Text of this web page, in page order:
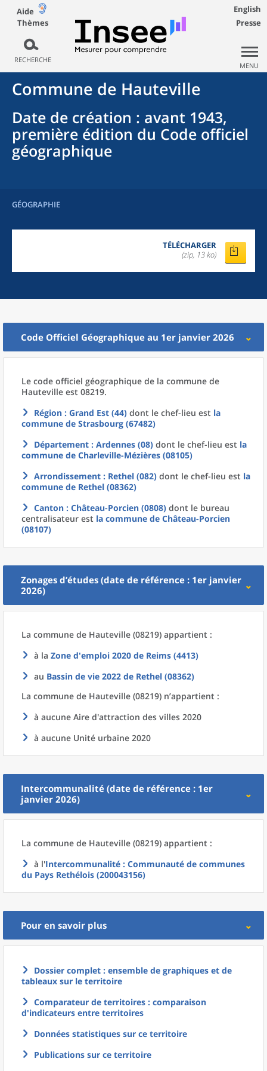
Aide
Thèmes
RECHERCHE
English
Presse
MENU
Commune de Hauteville
Date de création : avant 1943,
première édition du Code officiel
géographique
GÉOGRAPHIE
TÉLÉCHARGER
(zip, 13 ko)
Code Officiel Géographique au 1er janvier 2026
Le code officiel géographique de la commune de
Hauteville est 08219.
Région : Grand Est (44) dont le chef-lieu est la
commune de Strasbourg (67482)
Département : Ardennes (08) dont le chef-lieu est la
commune de Charleville-Mézières (08105)
Arrondissement : Rethel (082) dont le chef-lieu est la
commune de Rethel (08362)
Canton : Château-Porcien (0808) dont le bureau
centralisateur est la commune de Château-Porcien
(08107)
Zonages d’études (date de référence : 1er janvier
2026)
La commune de Hauteville (08219) appartient :
à la Zone d'emploi 2020 de Reims (4413)
au Bassin de vie 2022 de Rethel (08362)
La commune de Hauteville (08219) n’appartient :
à aucune Aire d'attraction des villes 2020
à aucune Unité urbaine 2020
Intercommunalité (date de référence : 1er
janvier 2026)
La commune de Hauteville (08219) appartient :
à l'Intercommunalité : Communauté de communes
du Pays Rethélois (200043156)
Pour en savoir plus
Dossier complet : ensemble de graphiques et de
tableaux sur le territoire
Comparateur de territoires : comparaison
d'indicateurs entre territoires
Données statistiques sur ce territoire
Publications sur ce territoire